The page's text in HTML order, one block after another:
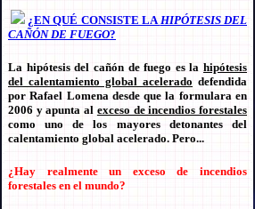
¿EN QUÉ CONSISTE LA HIPÓTESIS DEL
CAÑÓN DE FUEGO?
La hipótesis del cañón de fuego es la hipótesis
del calentamiento global acelerado defendida
por Rafael Lomena desde que la formulara en
2006 y apunta al exceso de incendios forestales
como uno de los mayores detonantes del
calentamiento global acelerado. Pero...
¿Hay realmente un exceso de incendios
forestales en el mundo?